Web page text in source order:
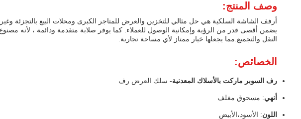
وصف المنتج:
أرفف الشاشة السلكية هي حل مثالي للتخزين والعرض للمتاجر الكبرى ومحلات البيع بالتجزئة
يضمن أقصى قدر من الرؤية وإمكانية الوصول للعملاء. كما يوفر صلابة متقدمة ودائمة ، لأنه
النقل والتجميع.مما يجعلها خيار ممتاز لأي مساحة تجارية.
الخصائص:
رف السوبر ماركت بالأسلاك المعدنية- سلك العرض رف
أنهي: مسحوق مغلف
اللون: الأسود،الأبيض